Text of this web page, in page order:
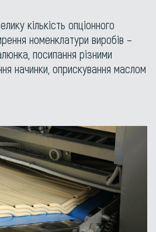
кількість опціонного
номенклатури виробів –
посипання різними
начинки, оприскування маслом